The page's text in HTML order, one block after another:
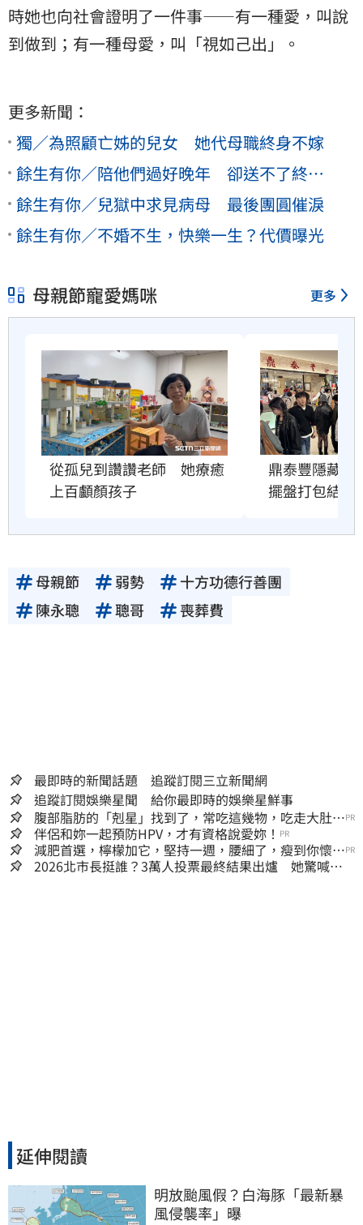
時她也向社會證明了一件事——有一種愛，叫說
到做到；有一種母愛，叫「視如己出」。
更多新聞：
獨／為照顧亡姊的兒女 她代母職終身不嫁
餘生有你／陪他們過好晚年 卻送不了終…
餘生有你／兒獄中求見病母 最後團圓催淚
餘生有你／不婚不生，快樂一生？代價曝光
母親節寵愛媽咪 更多
從孤兒到讚讚老師　她療癒
上百顱顏孩子
鼎泰豐隱藏服
擺盤打包結果
母親節 弱勢
十方功德行善團
陳永聰
聰哥 喪葬費
最即時的新聞話題 追蹤訂閱三立新聞網
追蹤訂閱娛樂星聞 給你最即時的娛樂星鮮事
腹部脂肪的「剋星」找到了，常吃這幾物，吃走大肚
囊，瘦出小蠻腰
PR
伴侶和妳一起預防HPV，才有資格說愛妳！ PR
減肥首選，檸檬加它，堅持一週，腰細了，瘦到你懷疑
人生
PR
2026北市長挺誰？3萬人投票最終結果出爐 她驚喊：
延伸閱讀
明放颱風假？白海豚「最新暴
風侵襲率」曝